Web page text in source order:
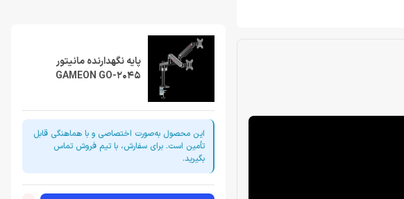
پایه نگهدارنده مانیتور
GAMEON GO-2045
این محصول به‌صورت اختصاصی و با هماهنگی قابل
تأمین است. برای سفارش، با تیم فروش تماس
بگیرید.